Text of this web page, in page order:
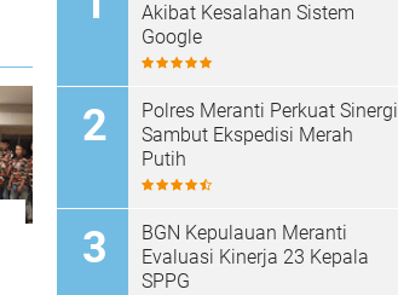
Akibat Kesalahan Sistem
Google
Polres Meranti Perkuat Sinergi
Sambut Ekspedisi Merah
Putih
BGN Kepulauan Meranti
Evaluasi Kinerja 23 Kepala
SPPG